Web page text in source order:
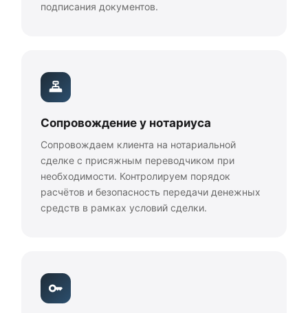
подписания документов.
Сопровождение у нотариуса
Сопровождаем клиента на нотариальной
сделке с присяжным переводчиком при
необходимости. Контролируем порядок
расчётов и безопасность передачи денежных
средств в рамках условий сделки.